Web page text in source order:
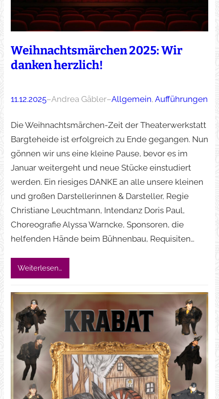
Weihnachtsmärchen 2025: Wir
danken herzlich!
11.12.2025–Andrea Gäbler–Allgemein, Aufführungen
Die Weihnachtsmärchen-Zeit der Theaterwerkstatt
Bargteheide ist erfolgreich zu Ende gegangen. Nun
gönnen wir uns eine kleine Pause, bevor es im
Januar weitergeht und neue Stücke einstudiert
werden. Ein riesiges DANKE an alle unsere kleinen
und großen Darstellerinnen & Darsteller, Regie
Christiane Leuchtmann, Intendanz Doris Paul,
Choreografie Alyssa Warncke, Sponsoren, die
helfenden Hände beim Bühnenbau, Requisiten…
Weiterlesen…